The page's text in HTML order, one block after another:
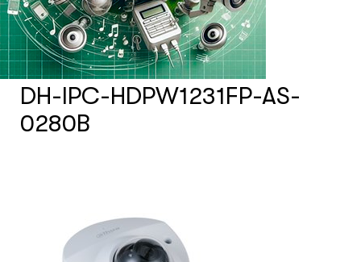
Системы защиты товаров от краж
Счетчики посетителей
Защита товара на стеллажах
Системы контроля и управления
доступом
DH-IPC-HDPW1231FP-AS-
0280B